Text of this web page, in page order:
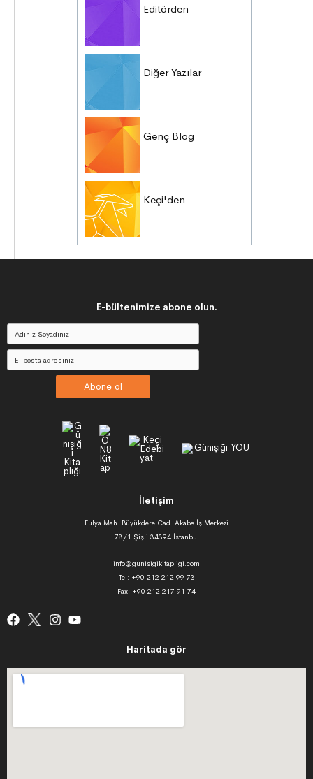
Editörden
Diğer Yazılar
Genç Blog
Keçi'den
E-bültenimize abone olun.
Abone ol
İletişim
Fulya Mah. Büyükdere Cad. Akabe İş Merkezi
78/1 Şişli 34394 İstanbul
info@gunisigikitapligi.com
Tel: +90 212 212 99 73
Fax: +90 212 217 91 74
Haritada gör